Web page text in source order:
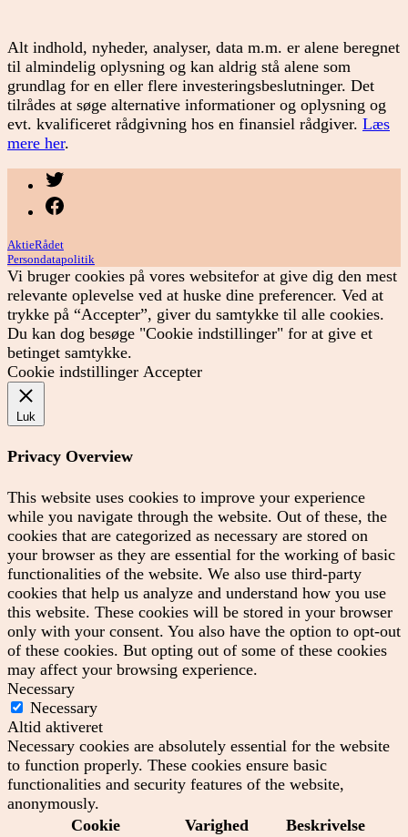
Alt indhold, nyheder, analyser, data m.m. er alene beregnet
til almindelig oplysning og kan aldrig stå alene som
grundlag for en eller flere investeringsbeslutninger. Det
tilrådes at søge alternative informationer og oplysning og
evt. kvalificeret rådgivning hos en finansiel rådgiver. Læs
mere her.
AktieRådet
Persondatapolitik
Vi bruger cookies på vores websitefor at give dig den mest
relevante oplevelse ved at huske dine preferencer. Ved at
trykke på “Accepter”, giver du samtykke til alle cookies.
Du kan dog besøge "Cookie indstillinger" for at give et
betinget samtykke.
Cookie indstillinger Accepter
Luk
Privacy Overview
This website uses cookies to improve your experience
while you navigate through the website. Out of these, the
cookies that are categorized as necessary are stored on
your browser as they are essential for the working of basic
functionalities of the website. We also use third-party
cookies that help us analyze and understand how you use
this website. These cookies will be stored in your browser
only with your consent. You also have the option to opt-out
of these cookies. But opting out of some of these cookies
may affect your browsing experience.
Necessary
Necessary
Altid aktiveret
Necessary cookies are absolutely essential for the website
to function properly. These cookies ensure basic
functionalities and security features of the website,
anonymously.
Cookie
Varighed Beskrivelse